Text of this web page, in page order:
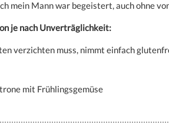
mein Mann war begeistert, auch ohne
je nach Unverträglichkeit:
verzichten muss, nimmt einfach